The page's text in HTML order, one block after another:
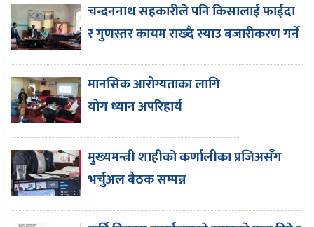
चन्दननाथ सहकारीले पनि किसालाई फाईदा
र गुणस्तर कायम राख्दै स्याउ बजारीकरण गर्ने
मानसिक आरोग्यताका लागि
योग ध्यान अपरिहार्य
मुख्यमन्त्री शाहीकाे कर्णालीका प्रजिअसँग
भर्चुअल बैठक सम्पन्न